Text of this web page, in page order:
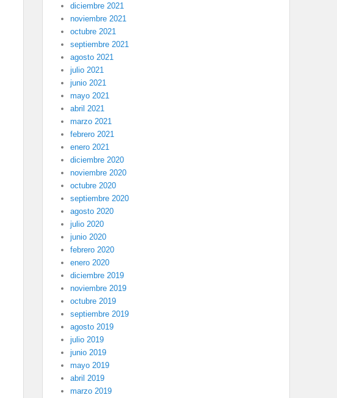
diciembre 2021
noviembre 2021
octubre 2021
septiembre 2021
agosto 2021
julio 2021
junio 2021
mayo 2021
abril 2021
marzo 2021
febrero 2021
enero 2021
diciembre 2020
noviembre 2020
octubre 2020
septiembre 2020
agosto 2020
julio 2020
junio 2020
febrero 2020
enero 2020
diciembre 2019
noviembre 2019
octubre 2019
septiembre 2019
agosto 2019
julio 2019
junio 2019
mayo 2019
abril 2019
marzo 2019